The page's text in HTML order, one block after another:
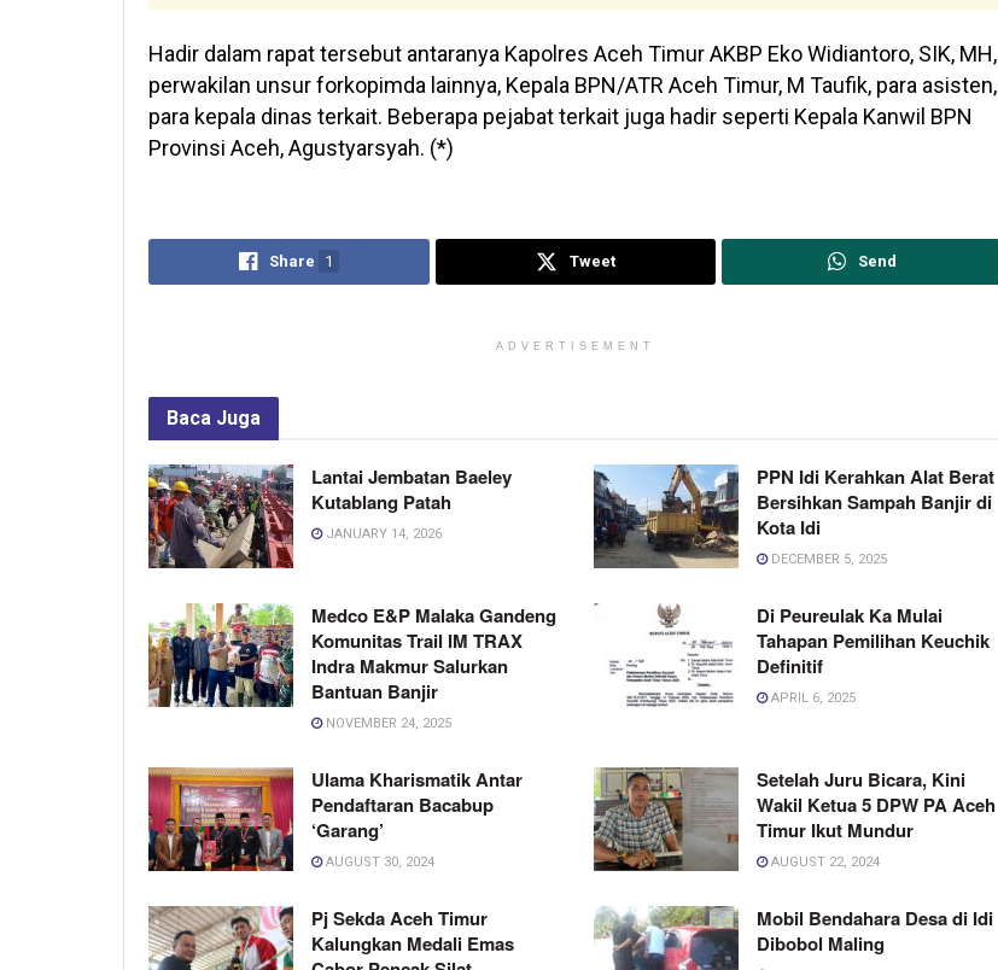
Hadir dalam rapat tersebut antaranya Kapolres Aceh Timur AKBP Eko Widiantoro, SIK, MH,
perwakilan unsur forkopimda lainnya, Kepala BPN/ATR Aceh Timur, M Taufik, para asisten,
para kepala dinas terkait. Beberapa pejabat terkait juga hadir seperti Kepala Kanwil BPN
Provinsi Aceh, Agustyarsyah. (*)
Share 1 Tweet Send
ADVERTISEMENT
Baca Juga
Lantai Jembatan Baeley
Kutablang Patah
JANUARY 14, 2026
PPN Idi Kerahkan Alat Berat
Bersihkan Sampah Banjir di
Kota Idi
DECEMBER 5, 2025
Medco E&P Malaka Gandeng
Komunitas Trail IM TRAX
Indra Makmur Salurkan
Bantuan Banjir
NOVEMBER 24, 2025
Di Peureulak Ka Mulai
Tahapan Pemilihan Keuchik
Definitif
APRIL 6, 2025
Ulama Kharismatik Antar
Pendaftaran Bacabup
‘Garang’
AUGUST 30, 2024
Setelah Juru Bicara, Kini
Wakil Ketua 5 DPW PA Aceh
Timur Ikut Mundur
AUGUST 22, 2024
Pj Sekda Aceh Timur
Kalungkan Medali Emas
Mobil Bendahara Desa di Idi
Dibobol Maling